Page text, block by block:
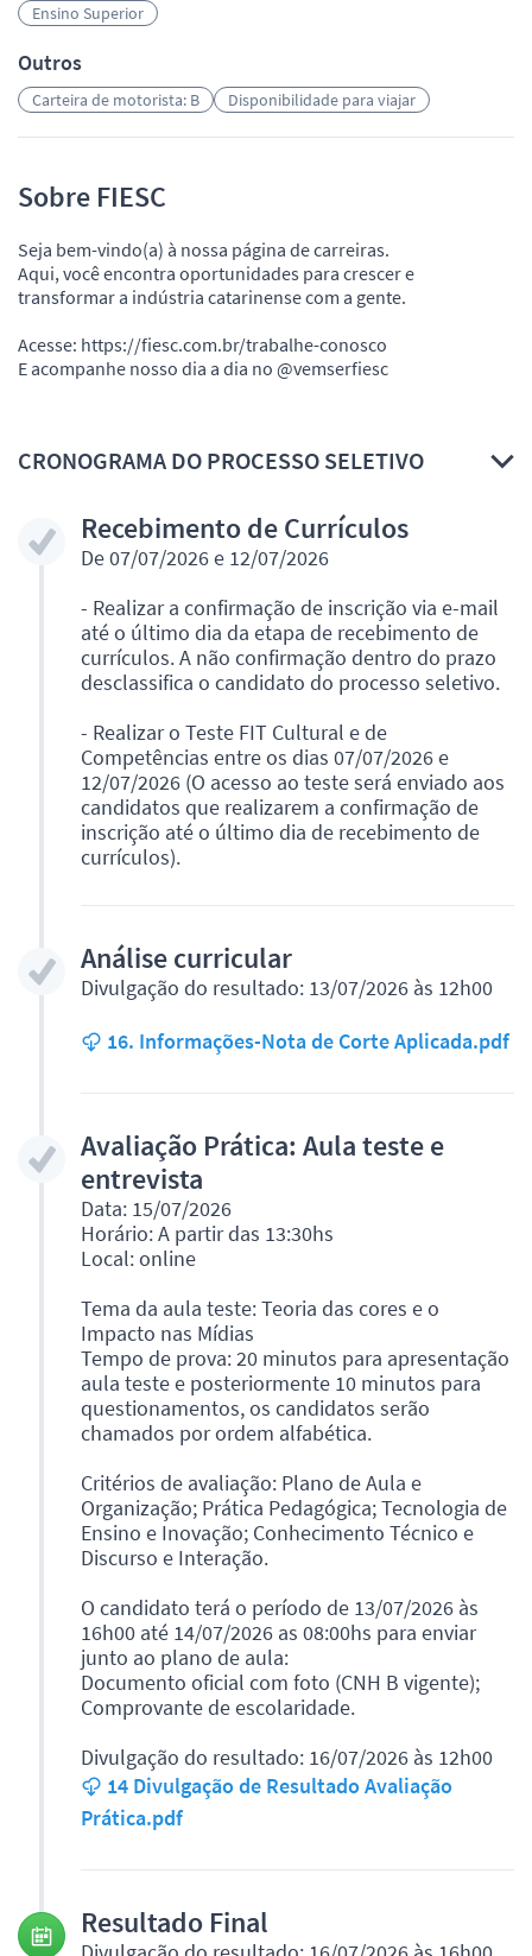
Ensino Superior
Outros
Carteira de motorista: B Disponibilidade para viajar
Sobre FIESC
Seja bem-vindo(a) à nossa página de carreiras.
Aqui, você encontra oportunidades para crescer e
transformar a indústria catarinense com a gente.
Acesse: https://fiesc.com.br/trabalhe-conosco
E acompanhe nosso dia a dia no @vemserfiesc
CRONOGRAMA DO PROCESSO SELETIVO
Recebimento de Currículos
De 07/07/2026 e 12/07/2026
- Realizar a confirmação de inscrição via e-mail
até o último dia da etapa de recebimento de
currículos. A não confirmação dentro do prazo
desclassifica o candidato do processo seletivo.
- Realizar o Teste FIT Cultural e de
Competências entre os dias 07/07/2026 e
12/07/2026 (O acesso ao teste será enviado aos
candidatos que realizarem a confirmação de
inscrição até o último dia de recebimento de
currículos).
Análise curricular
Divulgação do resultado: 13/07/2026 às 12h00
16. Informações-Nota de Corte Aplicada.pdf
Avaliação Prática: Aula teste e
entrevista
Data: 15/07/2026
Horário: A partir das 13:30hs
Local: online
Tema da aula teste: Teoria das cores e o
Impacto nas Mídias
Tempo de prova: 20 minutos para apresentação
aula teste e posteriormente 10 minutos para
questionamentos, os candidatos serão
chamados por ordem alfabética.
Critérios de avaliação: Plano de Aula e
Organização; Prática Pedagógica; Tecnologia de
Ensino e Inovação; Conhecimento Técnico e
Discurso e Interação.
O candidato terá o período de 13/07/2026 às
16h00 até 14/07/2026 as 08:00hs para enviar
junto ao plano de aula:
Documento oficial com foto (CNH B vigente);
Comprovante de escolaridade.
Divulgação do resultado: 16/07/2026 às 12h00
14 Divulgação de Resultado Avaliação
Prática.pdf
Resultado Final